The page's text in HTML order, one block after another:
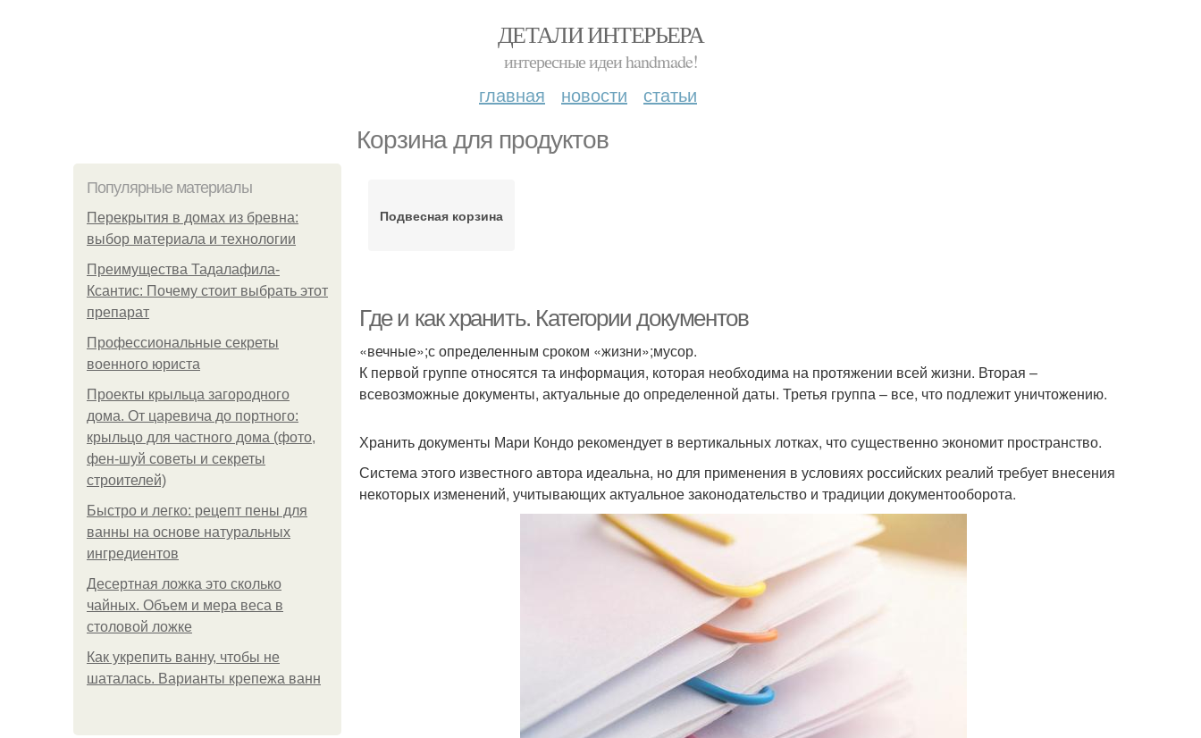
ДЕТАЛИ ИНТЕРЬЕРА
интересные идеи handmade!
главная новости статьи
Корзина для продуктов
Популярные материалы
Перекрытия в домах из бревна:
выбор материала и технологии
Преимущества Тадалафила-
Ксантис: Почему стоит выбрать этот
препарат
Профессиональные секреты
военного юриста
Проекты крыльца загородного
дома. От царевича до портного:
крыльцо для частного дома (фото,
фен-шуй советы и секреты
строителей)
Быстро и легко: рецепт пены для
ванны на основе натуральных
ингредиентов
Десертная ложка это сколько
чайных. Объем и мера веса в
столовой ложке
Как укрепить ванну, чтобы не
шаталась. Варианты крепежа ванн
Подвесная корзина
Где и как хранить. Категории документов
«вечные»;с определенным сроком «жизни»;мусор.
К первой группе относятся та информация, которая необходима на протяжении всей жизни. Вторая –
всевозможные документы, актуальные до определенной даты. Третья группа – все, что подлежит уничтожению.
Хранить документы Мари Кондо рекомендует в вертикальных лотках, что существенно экономит пространство.
Система этого известного автора идеальна, но для применения в условиях российских реалий требует внесения
некоторых изменений, учитывающих актуальное законодательство и традиции документооборота.